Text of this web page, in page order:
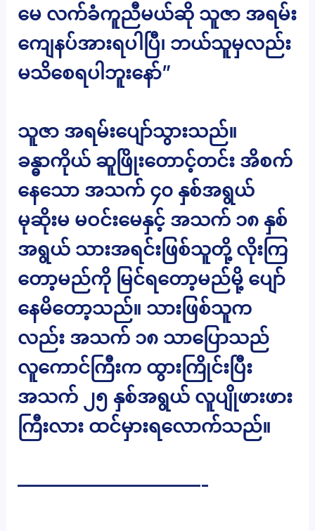
မေ လက်ခံကူညီမယ်ဆို သူဇာ အရမ်း
ကျေနပ်အားရပါပြီ၊ ဘယ်သူမှလည်း
မသိစေရပါဘူးနော်”
သူဇာ အရမ်းပျော်သွားသည်။
ခန္ဓာကိုယ် ဆူဖြိုးတောင့်တင်း အိစက်
နေသော အသက် ၄၀ နှစ်အရွယ်
မုဆိုးမ မဝင်းမေနှင့် အသက် ၁၈ နှစ်
အရွယ် သားအရင်းဖြစ်သူတို့ လိုးကြ
တော့မည်ကို မြင်ရတော့မည်မို့ ပျော်
နေမိတော့သည်။ သားဖြစ်သူက
လည်း အသက် ၁၈ သာပြောသည်
လူကောင်ကြီးက ထွားကြိုင်းပြီး
အသက် ၂၅ နှစ်အရွယ် လူပျိုဖားဖား
ကြီးလား ထင်မှားရလောက်သည်။
——————————-